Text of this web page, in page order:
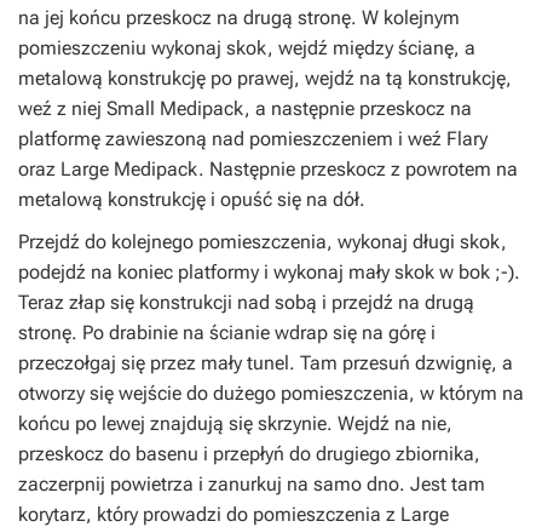
na jej końcu przeskocz na drugą stronę. W kolejnym
pomieszczeniu wykonaj skok, wejdź między ścianę, a
metalową konstrukcję po prawej, wejdź na tą konstrukcję,
weź z niej Small Medipack, a następnie przeskocz na
platformę zawieszoną nad pomieszczeniem i weź Flary
oraz Large Medipack. Następnie przeskocz z powrotem na
metalową konstrukcję i opuść się na dół.
Przejdź do kolejnego pomieszczenia, wykonaj długi skok,
podejdź na koniec platformy i wykonaj mały skok w bok ;-).
Teraz złap się konstrukcji nad sobą i przejdź na drugą
stronę. Po drabinie na ścianie wdrap się na górę i
przeczołgaj się przez mały tunel. Tam przesuń dzwignię, a
otworzy się wejście do dużego pomieszczenia, w którym na
końcu po lewej znajdują się skrzynie. Wejdź na nie,
przeskocz do basenu i przepłyń do drugiego zbiornika,
zaczerpnij powietrza i zanurkuj na samo dno. Jest tam
korytarz, który prowadzi do pomieszczenia z Large